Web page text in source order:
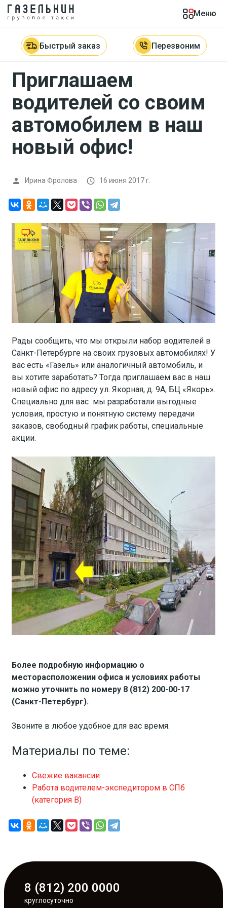
Меню
Быстрый заказ Перезвоним
Главная  Новости
Приглашаем водителей со своим
Приглашаем
водителей со своим
автомобилем в наш
новый офис!
 Ирина Фролова  16 июня 2017 г.
Рады сообщить, что мы открыли набор водителей в
Санкт-Петербурге на своих грузовых автомобилях! У
вас есть «Газель» или аналогичный автомобиль, и
вы хотите заработать? Тогда приглашаем вас в наш
новый офис по адресу ул. Якорная, д. 9А, БЦ «Якорь».
Специально для вас мы разработали выгодные
условия, простую и понятную систему передачи
заказов, свободный график работы, специальные
акции.
Более подробную информацию о
месторасположении офиса и условиях работы
можно уточнить по номеру 8 (812) 200-00-17
(Санкт-Петербург).
Звоните в любое удобное для вас время.
Материалы по теме:
Свежие вакансии
Работа водителем-экспедитором в СПб
(категория В)
8 (812) 200 0000
круглосуточно